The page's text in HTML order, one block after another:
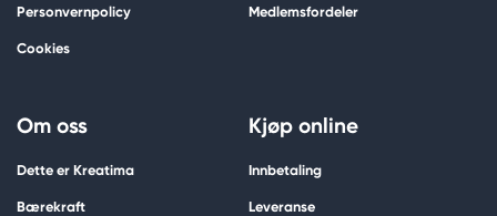
Personvernpolicy
Cookies
Medlemsfordeler
Om oss
Dette er Kreatima
Bærekraft
Kjøp online
Innbetaling
Leveranse